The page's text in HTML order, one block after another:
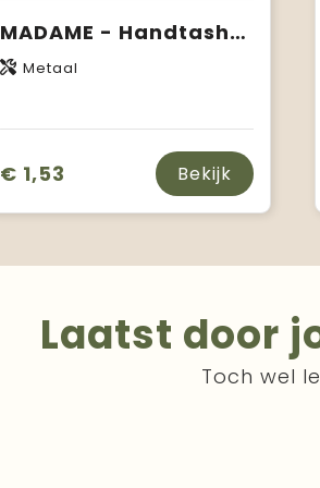
MADAME - Handtashouder
Metaal
€ 1,53 Bekijk
Laatst door
Toch wel